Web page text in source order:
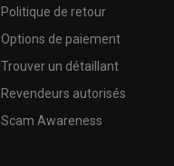
Politique de retour
Options de paiement
Trouver un détaillant
Revendeurs autorisés
Scam Awareness